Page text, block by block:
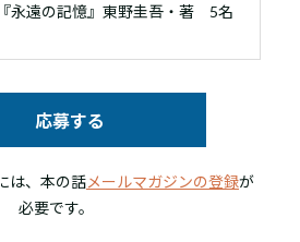
永遠の記憶』東野圭吾・著 5名
応募する
は、本の話メールマガジンの登録が
必要です。